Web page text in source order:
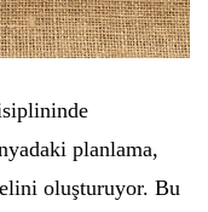
planlama,
oluşturuyor. Bu